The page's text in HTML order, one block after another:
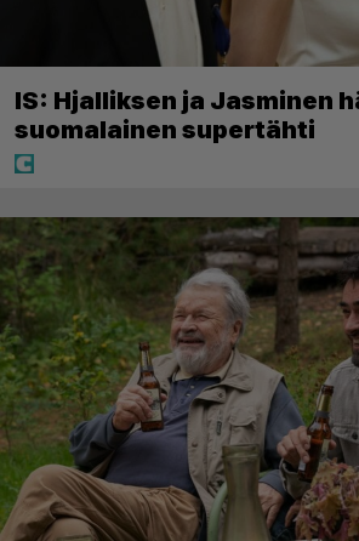
IS: Hjalliksen ja Jasminen
suomalainen supertähti